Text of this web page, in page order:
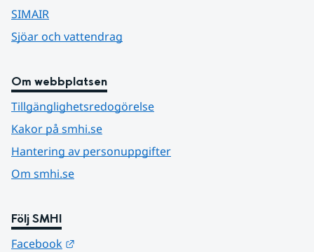
SIMAIR
Sjöar och vattendrag
Om webbplatsen
Tillgänglighetsredogörelse
Kakor på smhi.se
Hantering av personuppgifter
Om smhi.se
Följ SMHI
Facebook